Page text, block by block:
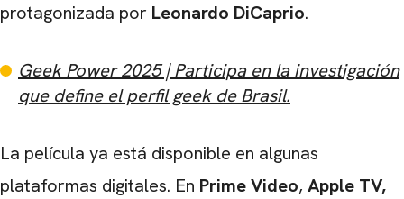
protagonizada por Leonardo DiCaprio.
Geek Power 2025 | Participa en la investigación
que define el perfil geek de Brasil.
La película ya está disponible en algunas
plataformas digitales. En Prime Video, Apple TV,